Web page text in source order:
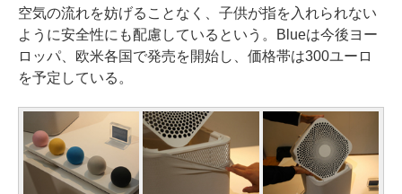
空気の流れを妨げることなく、子供が指を入れられない
ように安全性にも配慮しているという。Blueは今後ヨー
ロッパ、欧米各国で発売を開始し、価格帯は300ユーロ
を予定している。